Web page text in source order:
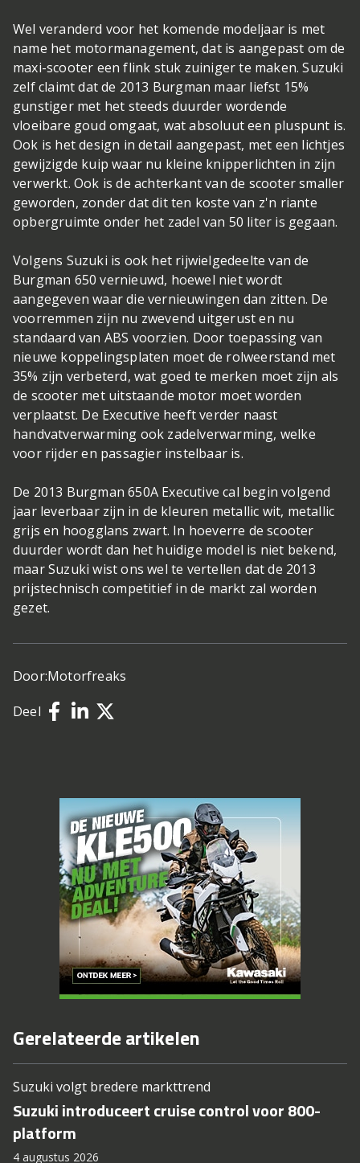
Wel veranderd voor het komende modeljaar is met
name het motormanagement, dat is aangepast om de
maxi-scooter een flink stuk zuiniger te maken. Suzuki
zelf claimt dat de 2013 Burgman maar liefst 15%
gunstiger met het steeds duurder wordende
vloeibare goud omgaat, wat absoluut een pluspunt is.
Ook is het design in detail aangepast, met een lichtjes
gewijzigde kuip waar nu kleine knipperlichten in zijn
verwerkt. Ook is de achterkant van de scooter smaller
geworden, zonder dat dit ten koste van z'n riante
opbergruimte onder het zadel van 50 liter is gegaan.
Volgens Suzuki is ook het rijwielgedeelte van de
Burgman 650 vernieuwd, hoewel niet wordt
aangegeven waar die vernieuwingen dan zitten. De
voorremmen zijn nu zwevend uitgerust en nu
standaard van ABS voorzien. Door toepassing van
nieuwe koppelingsplaten moet de rolweerstand met
35% zijn verbeterd, wat goed te merken moet zijn als
de scooter met uitstaande motor moet worden
verplaatst. De Executive heeft verder naast
handvatverwarming ook zadelverwarming, welke
voor rijder en passagier instelbaar is.
De 2013 Burgman 650A Executive cal begin volgend
jaar leverbaar zijn in de kleuren metallic wit, metallic
grijs en hoogglans zwart. In hoeverre de scooter
duurder wordt dan het huidige model is niet bekend,
maar Suzuki wist ons wel te vertellen dat de 2013
prijstechnisch competitief in de markt zal worden
gezet.
Door:Motorfreaks
Deel
Gerelateerde artikelen
Suzuki volgt bredere markttrend
Suzuki introduceert cruise control voor 800-
platform
4 augustus 2026